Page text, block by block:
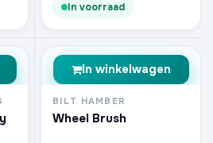
In voorraad
In winkelwagen
BILT HAMBER
Wheel Brush